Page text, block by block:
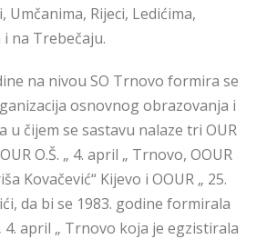
Umčanima, Rijeci, Ledićima,
i na Trebečaju.
na nivou SO Trnovo formira se
osnovnog obrazovanja i
u čijem se sastavu nalaze tri OUR
O.Š. „ 4. april „ Trnovo, OOUR
Kovačević“ Kijevo i OOUR „ 25.
da bi se 1983. godine formirala
4. april „ Trnovo koja je egzistirala